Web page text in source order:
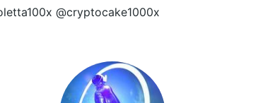
@cryptocake1000x